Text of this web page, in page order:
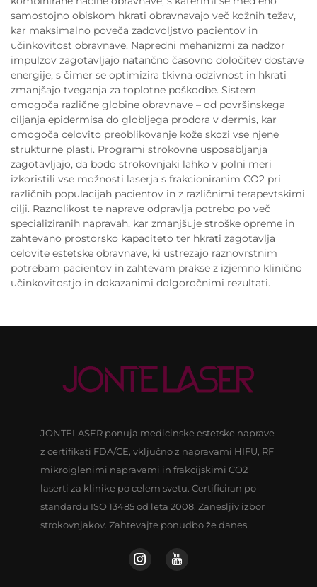
samostojno obiskom hkrati obravnavajo več kožnih težav,
kar maksimalno poveča zadovoljstvo pacientov in
učinkovitost obravnave. Napredni mehanizmi za nadzor
impulzov zagotavljajo natančno časovno določitev dostave
energije, s čimer se optimizira tkivna odzivnost in hkrati
zmanjšajo tveganja za toplotne poškodbe. Sistem
omogoča različne globine obravnave – od površinskega
ciljanja epidermisa do globljega prodora v dermis, kar
omogoča celovito preoblikovanje kože skozi vse njene
strukturne plasti. Programi strokovne usposabljanja
zagotavljajo, da bodo strokovnjaki lahko v polni meri
izkoristili vse možnosti laserja s frakcioniranim CO2 pri
različnih populacijah pacientov in z različnimi terapevtskimi
cilji. Raznolikost te naprave odpravlja potrebo po več
specializiranih napravah, kar zmanjšuje stroške opreme in
zahtevano prostorsko kapaciteto ter hkrati zagotavlja
celovite estetske obravnave, ki ustrezajo raznovrstnim
potrebam pacientov in zahtevam prakse z izjemno klinično
učinkovitostjo in dokazanimi dolgoročnimi rezultati.
JONTELASER ponuja medicinske estetske naprave
z certifikati FDA/CE, vključno z napravami HIFU, RF
mikroiglenimi napravami in frakcijskimi CO2
laserti za klinike po celem svetu. Certificiran po
standardu ISO 13485 od leta 2008. Zanesljiv izbor
strokovnjakov. Zahtevajte ponudbo že danes.